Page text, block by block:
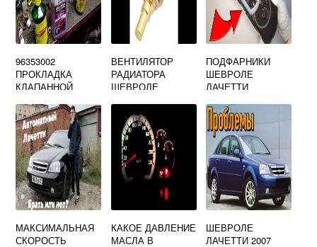
96353002
ПРОКЛАДКА
КЛАПАННОЙ
ШЕВРОЛЕ
ЛАЧЕТТИ
ВЕНТИЛЯТОР
РАДИАТОРА
ШЕВРОЛЕ
ПОДФАРНИКИ
ШЕВРОЛЕ
ЛАЧЕТТИ
МАКСИМАЛЬНАЯ
СКОРОСТЬ
КАКОЕ ДАВЛЕНИЕ
МАСЛА В
ШЕВРОЛЕ
ЛАЧЕТТИ 2007